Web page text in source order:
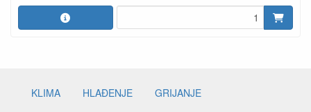
KLIMA HLAĐENJE
GRIJANJE